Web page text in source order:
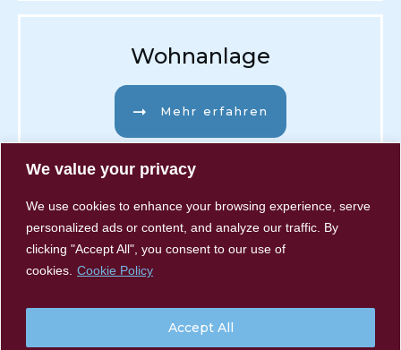
We value your privacy
We use cookies to enhance your browsing experience, serve
personalized ads or content, and analyze our traffic. By
clicking "Accept All", you consent to our use of
cookies. Cookie Policy
Accept All
Wohnanlage
Mehr erfahren